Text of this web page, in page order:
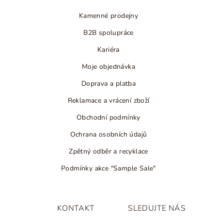
i
s
Kamenné prodejny
B2B spolupráce
Kariéra
Moje objednávka
Doprava a platba
Reklamace a vrácení zboží
Obchodní podmínky
Ochrana osobních údajů
Zpětný odběr a recyklace
Podmínky akce "Sample Sale"
KONTAKT SLEDUJTE NÁS